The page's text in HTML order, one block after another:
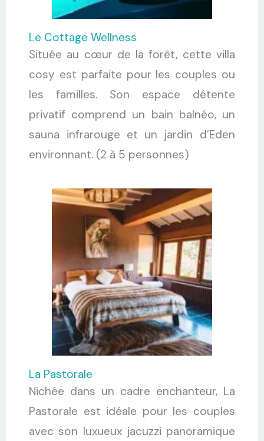
Le Cottage Wellness
Située au cœur de la forêt, cette villa
cosy est parfaite pour les couples ou
les familles. Son espace détente
privatif comprend un bain balnéo, un
sauna infrarouge et un jardin d’Eden
environnant. (2 à 5 personnes)
La Pastorale
Nichée dans un cadre enchanteur, La
Pastorale est idéale pour les couples
avec son luxueux jacuzzi panoramique